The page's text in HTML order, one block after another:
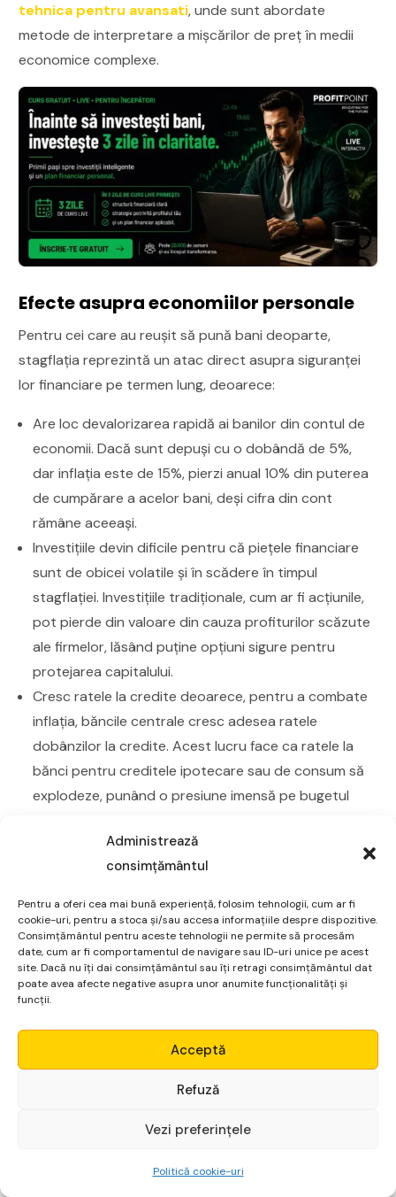
Administrează
consimțământul
Pentru a oferi cea mai bună experiență, folosim tehnologii, cum ar fi
cookie-uri, pentru a stoca și/sau accesa informațiile despre dispozitive.
Consimțământul pentru aceste tehnologii ne permite să procesăm
date, cum ar fi comportamentul de navigare sau ID-uri unice pe acest
site. Dacă nu îți dai consimțământul sau îți retragi consimțământul dat
poate avea afecte negative asupra unor anumite funcționalități și
funcții.
Acceptă
Refuză
Vezi preferințele
Politică cookie-uri
tehnica pentru avansati, unde sunt abordate
metode de interpretare a mișcărilor de preț în medii
economice complexe.
Efecte asupra economiilor personale
Pentru cei care au reușit să pună bani deoparte,
stagflația reprezintă un atac direct asupra siguranței
lor financiare pe termen lung, deoarece:
Are loc devalorizarea rapidă ai banilor din contul de
economii. Dacă sunt depuși cu o dobândă de 5%,
dar inflația este de 15%, pierzi anual 10% din puterea
de cumpărare a acelor bani, deși cifra din cont
rămâne aceeași.
Investițiile devin dificile pentru că piețele financiare
sunt de obicei volatile și în scădere în timpul
stagflației. Investițiile tradiționale, cum ar fi acțiunile,
pot pierde din valoare din cauza profiturilor scăzute
ale firmelor, lăsând puține opțiuni sigure pentru
protejarea capitalului.
Cresc ratele la credite deoarece, pentru a combate
inflația, băncile centrale cresc adesea ratele
dobânzilor la credite. Acest lucru face ca ratele la
bănci pentru creditele ipotecare sau de consum să
explodeze, punând o presiune imensă pe bugetul
După cum se poate observa, un efect major al
reduce puterea de cumpărare a sumelor economisite,
în special atunci când acestea nu sunt investite în
instrumente care generează randamente superioare
inflației.
comportament mai prudent, orientat către lichiditate,
ceea ce poate limita accesul la oportunități de
Adaptarea strategiilor financiare în astfel de perioade
Micro Alpha
Începe gratuit